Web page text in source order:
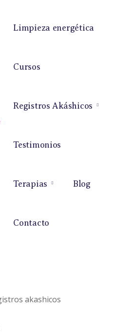
Limpieza energética
Cursos
Registros Akáshicos
Testimonios
Terapias Blog
Contacto